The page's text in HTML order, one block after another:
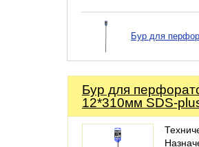
Бур для
Бур для
12*310мм SDS-